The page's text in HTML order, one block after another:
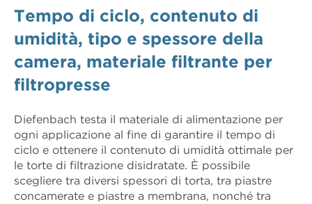
Tempo di ciclo, contenuto di
umidità, tipo e spessore della
camera, materiale filtrante per
filtropresse
Diefenbach testa il materiale di alimentazione per
ogni applicazione al fine di garantire il tempo di
ciclo e ottenere il contenuto di umidità ottimale per
le torte di filtrazione disidratate. È possibile
scegliere tra diversi spessori di torta, tra piastre
concamerate e piastre a membrana, nonché tra